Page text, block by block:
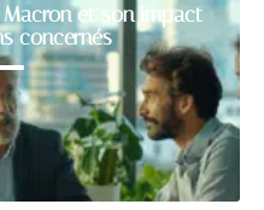
et son impact
concernés